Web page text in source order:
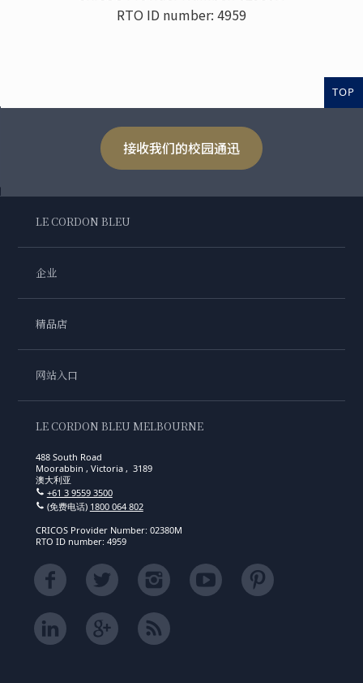
RTO ID number: 4959
TOP
接收我们的校园通迅
LE CORDON BLEU
企业
精品店
网站入口
LE CORDON BLEU MELBOURNE
488 South Road
Moorabbin , Victoria , 3189
澳大利亚
+61 3 9559 3500
(免费电话) 1800 064 802
CRICOS Provider Number: 02380M
RTO ID number: 4959